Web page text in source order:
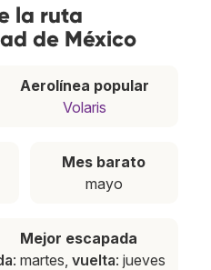
la ruta
de México
Aerolínea popular
Volaris
Mes barato
mayo
Mejor escapada
: martes, vuelta: jueves